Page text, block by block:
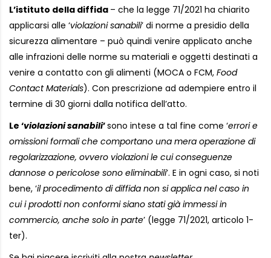
L’istituto della diffida – che la legge 71/2021 ha chiarito
applicarsi alle ‘violazioni sanabili’ di norme a presidio della
sicurezza alimentare – può quindi venire applicato anche
alle infrazioni delle norme su materiali e oggetti destinati a
venire a contatto con gli alimenti (MOCA o FCM, Food
Contact Materials). Con prescrizione ad adempiere entro il
termine di 30 giorni dalla notifica dell’atto.
Le ‘violazioni sanabili’sono intese a tal fine come ‘errori e
omissioni formali che comportano una mera operazione di
regolarizzazione, ovvero violazioni le cui conseguenze
dannose o pericolose sono eliminabili’. E in ogni caso, si noti
bene, ‘il procedimento di diffida non si applica nel caso in
cui i prodotti non conformi siano stati già immessi in
commercio, anche solo in parte’ (legge 71/2021, articolo 1-
ter).